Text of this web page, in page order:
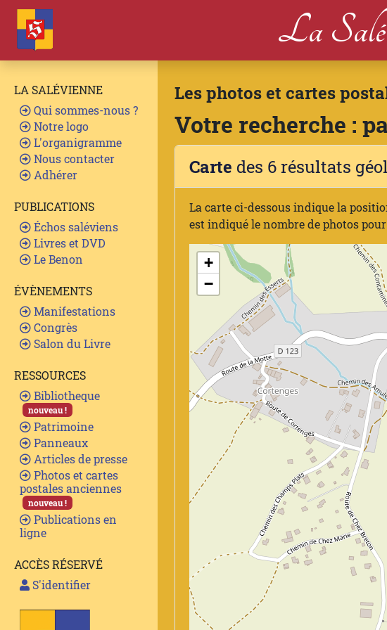
La
LA SALÉVIENNE
Qui sommes-nous ?
Notre logo
L'organigramme
Nous contacter
Adhérer
PUBLICATIONS
Échos saléviens
Livres et DVD
Le Benon
ÉVÈNEMENTS
Manifestations
Congrès
Salon du Livre
RESSOURCES
Bibliotheque
nouveau !
Patrimoine
Panneaux
Articles de presse
Photos et cartes
postales anciennes
nouveau !
Publications en
ligne
ACCÈS RÉSERVÉ
S'identifier
Les photos et cartes
Votre recherche :
Carte des 6 résultats
La carte ci-dessous indique la
est indiqué le nombre de photos
+
−